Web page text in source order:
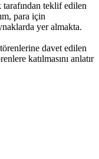
teklif edilen
para için
yer almakta.
davet edilen
katılmasını anlatır